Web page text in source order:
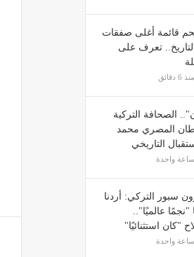
قائمة أغلى صفقات
تعرف على
منذ 6 دقائق
الصحافة التركية
المصري محمد
التاريخي
واحدة
سبور التركي: أردنا
"نجمًا عالميًا"..
"كان استثنائيًا"
واحدة